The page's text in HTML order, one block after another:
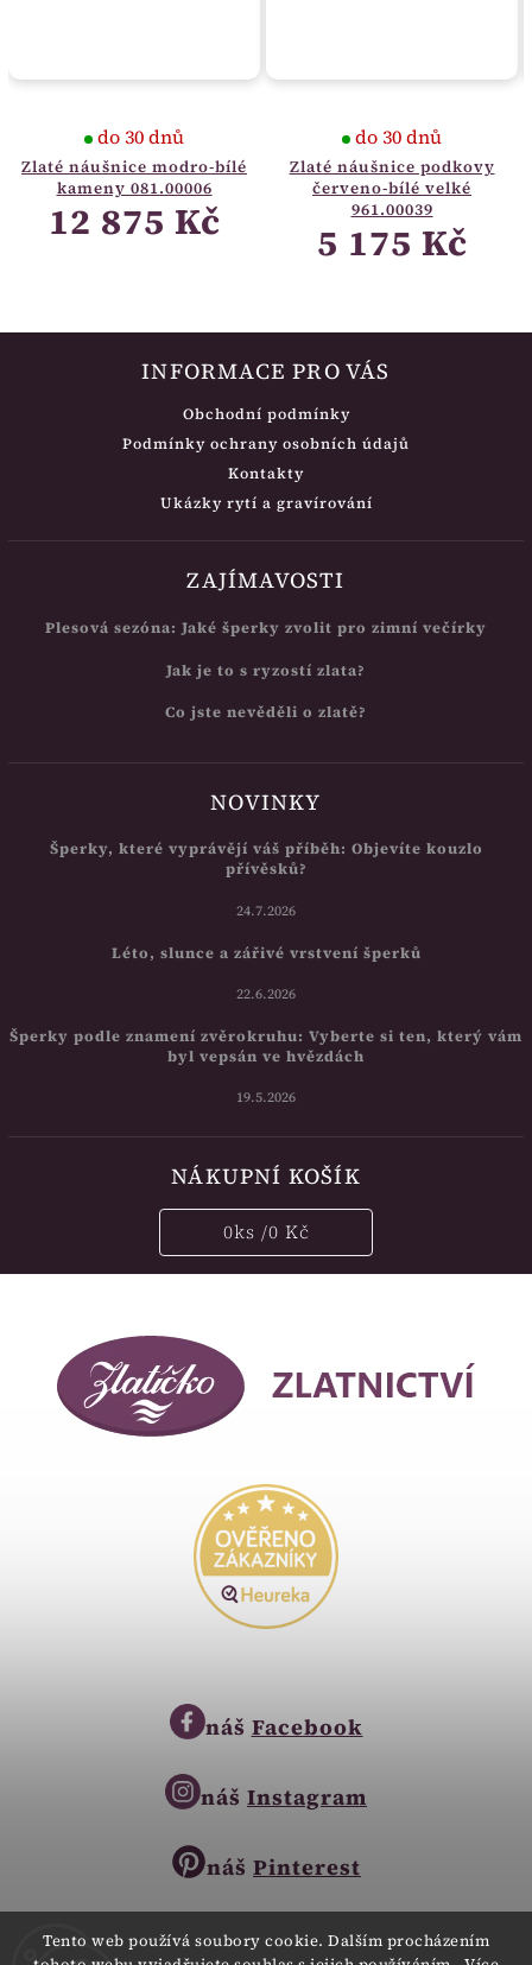
Tento web používá soubory cookie. Dalším procházením
Zlaté náušnice modro-bílé
kameny 081.00006
do 30 dnů
12 875 Kč
Zlaté náušnice podkovy
červeno-bílé velké
961.00039
do 30 dnů
5 175 Kč
INFORMACE PRO VÁS
Obchodní podmínky
Podmínky ochrany osobních údajů
Kontakty
Ukázky rytí a gravírování
ZAJÍMAVOSTI
Plesová sezóna: Jaké šperky zvolit pro zimní večírky
Jak je to s ryzostí zlata?
Co jste nevěděli o zlatě?
NOVINKY
Šperky, které vyprávějí váš příběh: Objevíte kouzlo
přívěsků?
24.7.2026
Léto, slunce a zářivé vrstvení šperků
22.6.2026
Šperky podle znamení zvěrokruhu: Vyberte si ten, který vám
byl vepsán ve hvězdách
19.5.2026
NÁKUPNÍ KOŠÍK
0ks /0 Kč
náš Facebook
náš Instagram
náš Pinterest